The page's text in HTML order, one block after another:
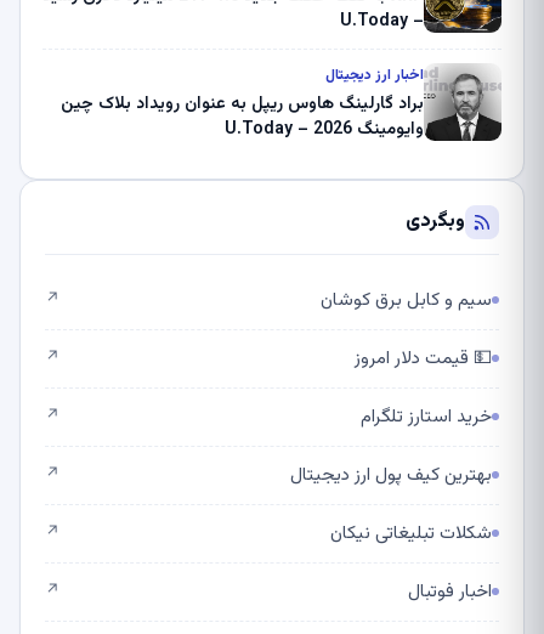
– U.Today
اخبار ارز دیجیتال
براد گارلینگ هاوس ریپل به عنوان رویداد بلاک چین
وایومینگ 2026 – U.Today
وبگردی
سیم و کابل برق کوشان ↗
💵 قیمت دلار امروز ↗
خرید استارز تلگرام ↗
بهترین کیف پول ارز دیجیتال ↗
شکلات تبلیغاتی نیکان ↗
اخبار فوتبال ↗